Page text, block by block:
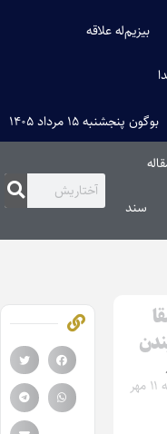
بیزیم‌له علاقه
بوگون پنجشنبه ۱۵ مرداد ۱۴۰۵
سند
چهارشنبه ۱۱ مهر